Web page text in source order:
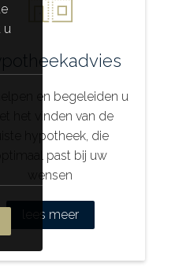
en begeleiden u
het vinden van de
juiste hypotheek, die
optimaal past bij uw
wensen
lees meer
u